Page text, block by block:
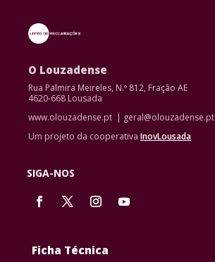
O Louzadense
Rua Palmira Meireles, N.º 812, Fração AE
4620-668 Lousada
www.olouzadense.pt | geral@olouzadense.pt
Um projeto da cooperativa InovLousada
SIGA-NOS
Ficha Técnica